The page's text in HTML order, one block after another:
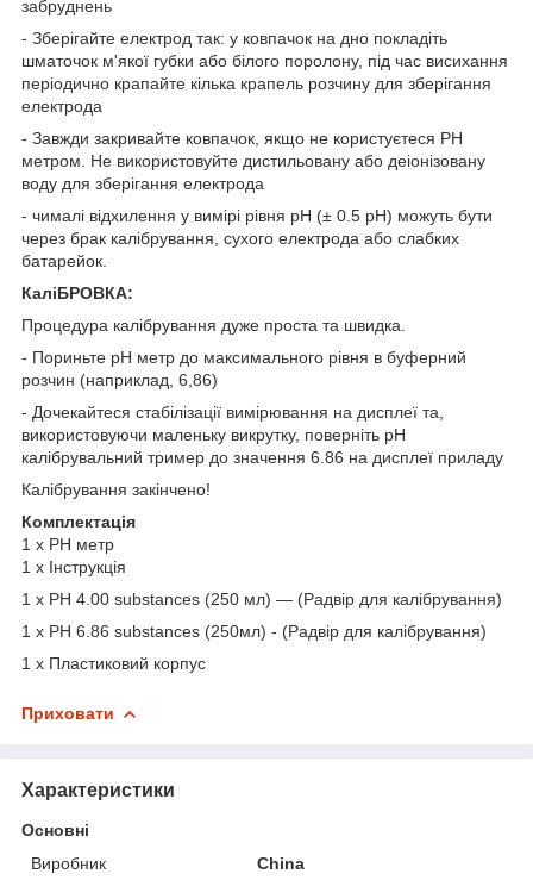
забруднень
- Зберігайте електрод так: у ковпачок на дно покладіть
шматочок м'якої губки або білого поролону, під час висихання
періодично крапайте кілька крапель розчину для зберігання
електрода
- Завжди закривайте ковпачок, якщо не користуєтеся PH
метром. Не використовуйте дистильовану або деіонізовану
воду для зберігання електрода
- чималі відхилення у вимірі рівня pH (± 0.5 pH) можуть бути
через брак калібрування, сухого електрода або слабких
батарейок.
КаліБРОВКА:
Процедура калібрування дуже проста та швидка.
- Пориньте pH метр до максимального рівня в буферний
розчин (наприклад, 6,86)
- Дочекайтеся стабілізації вимірювання на дисплеї та,
використовуючи маленьку викрутку, поверніть pH
калібрувальний тример до значення 6.86 на дисплеї приладу
Калібрування закінчено!
Комплектація
1 х PH метр
1 х Інструкція
1 x PH 4.00 substances (250 мл) — (Радвір для калібрування)
1 x PH 6.86 substances (250мл) - (Радвір для калібрування)
1 х Пластиковий корпус
Приховати
Характеристики
Основні
Виробник
China